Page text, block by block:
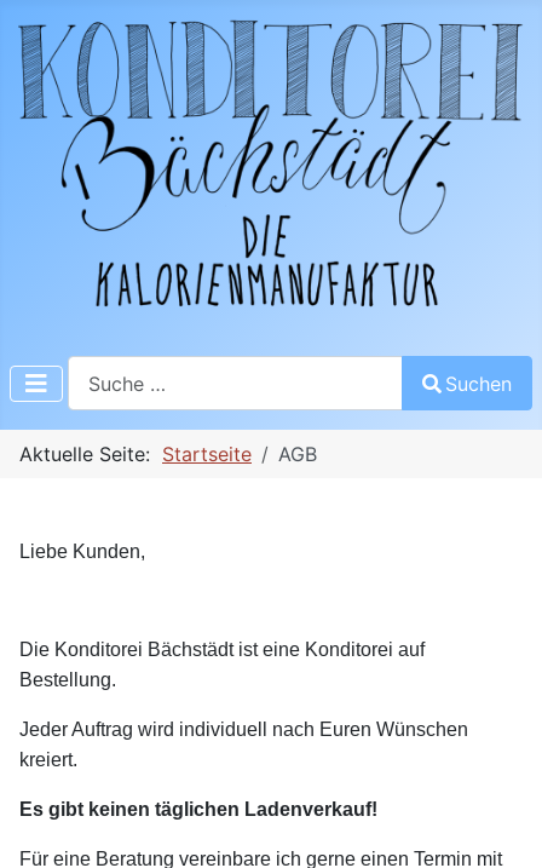
Suchen
Aktuelle Seite: Startseite AGB
Liebe Kunden,
Die Konditorei Bächstädt ist eine Konditorei auf
Bestellung.
Jeder Auftrag wird individuell nach Euren Wünschen
kreiert.
Es gibt keinen täglichen Ladenverkauf!
Für eine Beratung vereinbare ich gerne einen Termin mit